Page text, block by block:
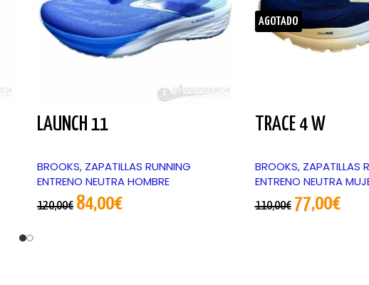
LAUNCH 11
BROOKS, ZAPATILLAS RUNNING
ENTRENO NEUTRA HOMBRE
120,00€ 84,00€
AGOTADO
TRACE 4 W
BROOKS, ZAPATILLAS
ENTRENO NEUTRA
110,00€ 77,00€